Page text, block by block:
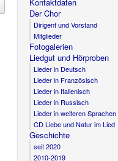
Der Chor
Dirigent und Vorstand
Mitglieder
Fotogalerien
Liedgut und Hörproben
Lieder in Deutsch
Lieder in Französisch
Lieder in Italienisch
Lieder in Russisch
Lieder in weiteren Sprachen
CD Liebe und Natur im Lied
Geschichte
seit 2020
2010-2019